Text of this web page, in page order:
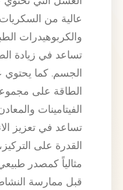
عالية من السكريات
والكربوهيدرات
تساعد في زيادة
الجسم. كما
الطاقة على
الفيتامينات
تساعد في تعزيز
القدرة على
مثالياً كمصدر
قبل ممارسة